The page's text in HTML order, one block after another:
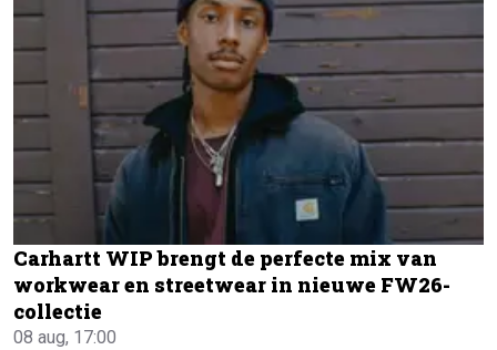
Carhartt WIP brengt de perfecte mix van
workwear en streetwear in nieuwe FW26-
collectie
08 aug, 17:00